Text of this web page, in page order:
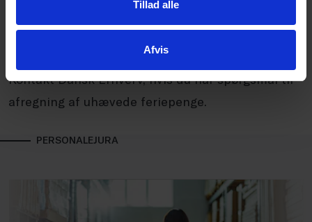
Tillad alle
Afvis
Kontakt Dansk Erhverv, hvis du har spørgsmål til
afregning af uhævede feriepenge.
PERSONALEJURA